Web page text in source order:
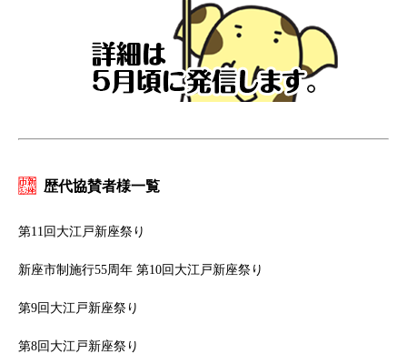
歴代協賛者様一覧
第11回大江戸新座祭り
新座市制施行55周年 第10回大江戸新座祭り
第9回大江戸新座祭り
第8回大江戸新座祭り